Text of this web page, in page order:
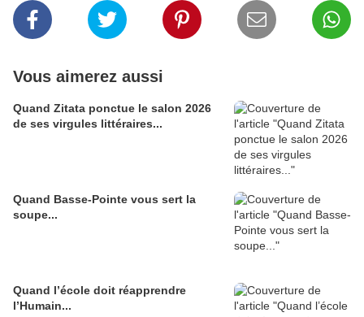
Vous aimerez aussi
Quand Zitata ponctue le salon 2026
de ses virgules littéraires...
Quand Basse-Pointe vous sert la
soupe...
Quand l’école doit réapprendre
l’Humain...